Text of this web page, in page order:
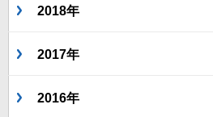
2018年
2017年
2016年